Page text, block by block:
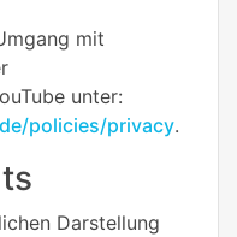
mit
unter:
policies/privacy.
Darstellung